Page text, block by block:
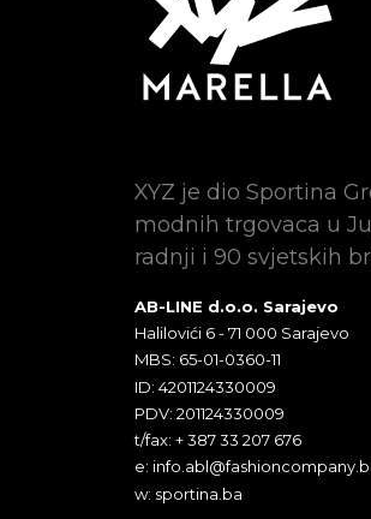
XYZ je dio Sportina
modnih trgovaca u
radnji i 90 svjetskih
AB-LINE d.o.o. Sarajevo
Halilovići 6 - 71 000 Sarajevo
MBS: 65-01-0360-11
ID: 4201124330009
PDV: 201124330009
t/fax: + 387 33 207 676
e:
w: sportina.ba